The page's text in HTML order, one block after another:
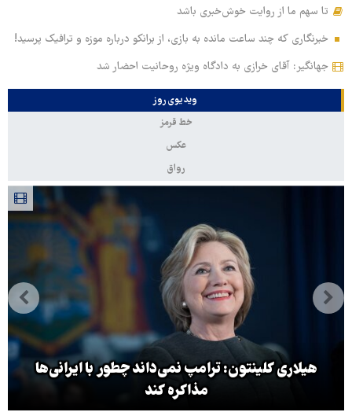
تا سهم ما از روایت خوش‌خبری باشد
خبرنگاری که چند ساعت مانده به بازی، از برانکو درباره موزه و ترافیک پرسید!
جهانگیر: آقای خرازی به دادگاه ویژه روحانیت احضار شد
ویدیوی روز
خط قرمز
عکس
رواق
هیلاری کلینتون: ترامپ نمی‌داند چطور با ایرانی‌ها
مذاکره کند